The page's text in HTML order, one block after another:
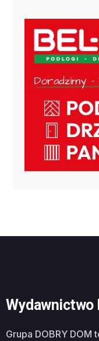
Wydawnictwo
Grupa DOBRY DOM